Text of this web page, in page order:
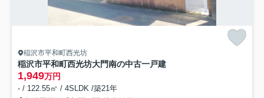
稲沢市平和町西光坊
稲沢市平和町西光坊大門南の中古一戸建
1,949万円
- / 122.55㎡ / 4SLDK /築21年